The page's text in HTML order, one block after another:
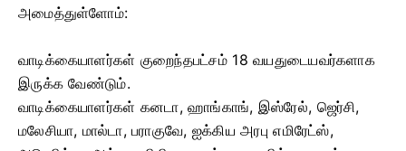
அமைத்துள்ளோம்:
வாடிக்கையாளர்கள் குறைந்தபட்சம் 18 வயதுடையவர்களாக
இருக்க வேண்டும்.
வாடிக்கையாளர்கள் கனடா, ஹாங்காங், இஸ்ரேல், ஜெர்சி,
மலேசியா, மால்டா, பராகுவே, ஐக்கிய அரபு எமிரேட்ஸ்,